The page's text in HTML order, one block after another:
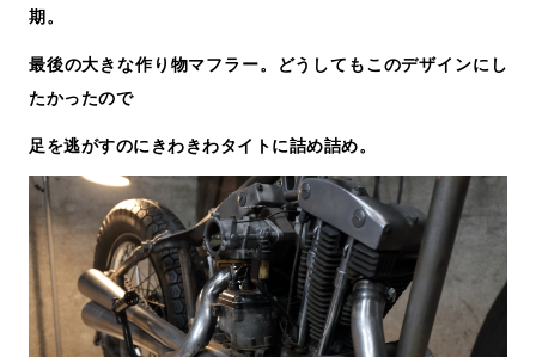
期。
最後の大きな作り物マフラー。どうしてもこのデザインにし
たかったので
足を逃がすのにきわきわタイトに詰め詰め。